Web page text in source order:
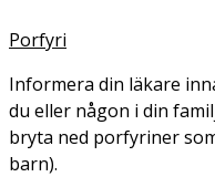
Porfyri
Informera din läkare
du eller någon i din
bryta ned porfyriner
barn).